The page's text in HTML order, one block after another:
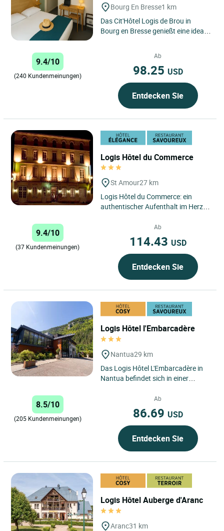
Bourg En Bresse1 km
Das Cit'Hôtel Logis de Brou in
Bourg en Bresse genießt eine ideale
9.4/10
(240 Kundenmeinungen)
Ab
98.25 USD
Entdecken Sie
Logis Hôtel du Commerce
St Amour27 km
Logis Hôtel du Commerce: ein
authentischer Aufenthalt im Herzen
Natur und außergewöhnlicher...
9.4/10
(37 Kundenmeinungen)
Ab
114.43 USD
Entdecken Sie
Logis Hôtel l'Embarcadère
Nantua29 km
Das Logis Hôtel L'Embarcadère in
Nantua befindet sich in einer
der Region Auvergne-Rhône-
8.5/10
(205 Kundenmeinungen)
Ab
86.69 USD
Entdecken Sie
Logis Hôtel Auberge d'Aranc
Aranc31 km